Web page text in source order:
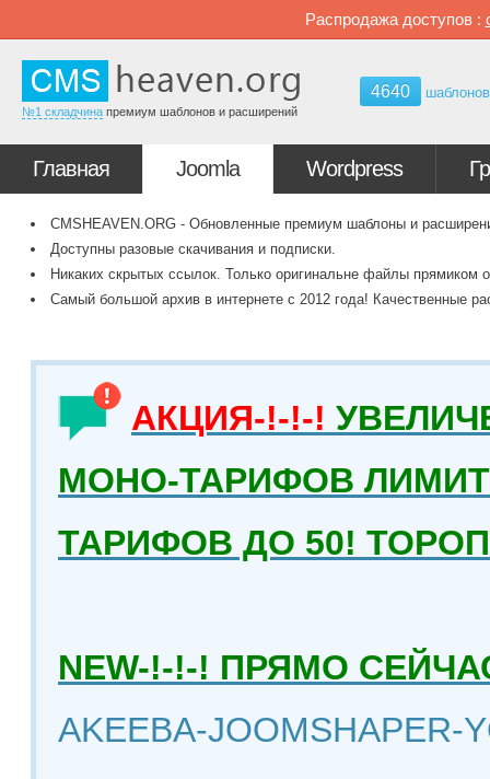
Распродажа доступов :
№1 складчина премиум шаблонов и расширений
4640 шаблонов
Главная Joomla Wordpress
CMSHEAVEN.ORG - Обновленные премиум шаблоны и
Доступны разовые скачивания и подписки.
Никаких скрытых ссылок. Только оригинальне файлы прямиком
Самый большой архив в интернете с 2012 года! Качественные
АКЦИЯ-!-!-!
МОНО-ТАРИФОВ
ТАРИФОВ ДО 50!
NEW-!-!-! ПРЯМО
AKEEBA-JOOMSHAPER-